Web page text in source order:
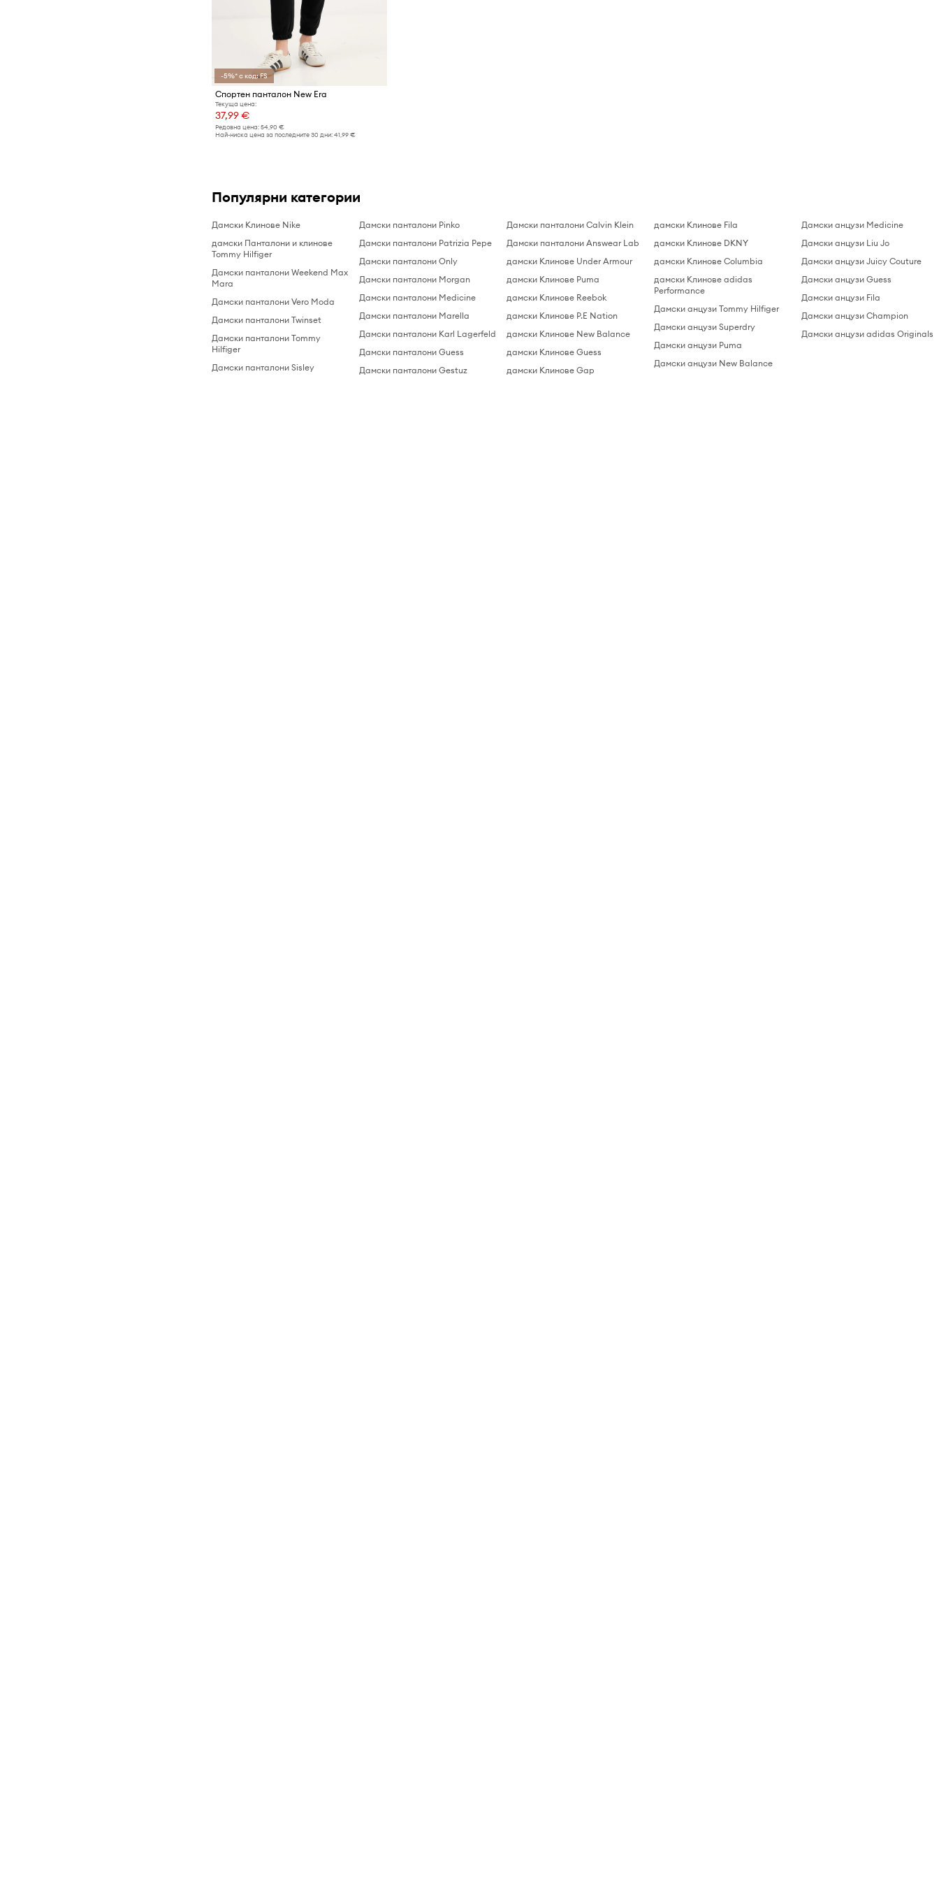
-5%* с код: FS
Спортен панталон New Era
Текуща цена:
37,99 €
Редовна цена: 54,90 €
Най-ниска цена за последните 30 дни: 41,99 €
Популярни категории
Дамски Клинове Nike
дамски Панталони и клинове
Tommy Hilfiger
Дамски панталони Weekend Max
Mara
Дамски панталони Vero Moda
Дамски панталони Twinset
Дамски панталони Tommy
Hilfiger
Дамски панталони Sisley
Дамски панталони Pinko
Дамски панталони Patrizia Pepe
Дамски панталони Only
Дамски панталони Morgan
Дамски панталони Medicine
Дамски панталони Marella
Дамски панталони Karl Lagerfeld
Дамски панталони Guess
Дамски панталони Gestuz
Дамски панталони Calvin Klein
Дамски панталони Answear Lab
дамски Клинове Under Armour
дамски Клинове Puma
дамски Клинове Reebok
дамски Клинове P.E Nation
дамски Клинове New Balance
дамски Клинове Guess
дамски Клинове Gap
дамски Клинове Fila
дамски Клинове DKNY
дамски Клинове Columbia
дамски Клинове adidas
Performance
Дамски анцузи Tommy Hilfiger
Дамски анцузи Superdry
Дамски анцузи Puma
Дамски анцузи New Balance
Дамски анцузи Medicine
Дамски анцузи Liu Jo
Дамски анцузи Juicy Couture
Дамски анцузи Guess
Дамски анцузи Fila
Дамски анцузи Champion
Дамски анцузи adidas Originals